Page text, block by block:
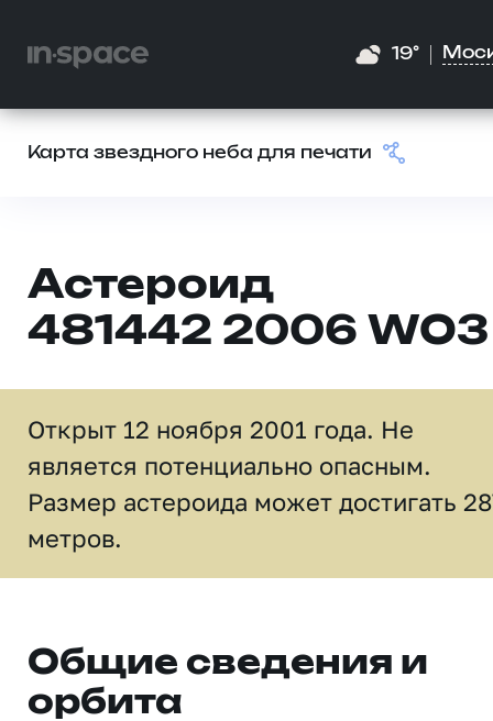
19°
Карта звездного неба для печати
Астероид
481442 2006 WO3
Открыт 12 ноября 2001 года. Не
является потенциально опасным.
Размер астероида может достигать
метров.
Общие сведения и
орбита